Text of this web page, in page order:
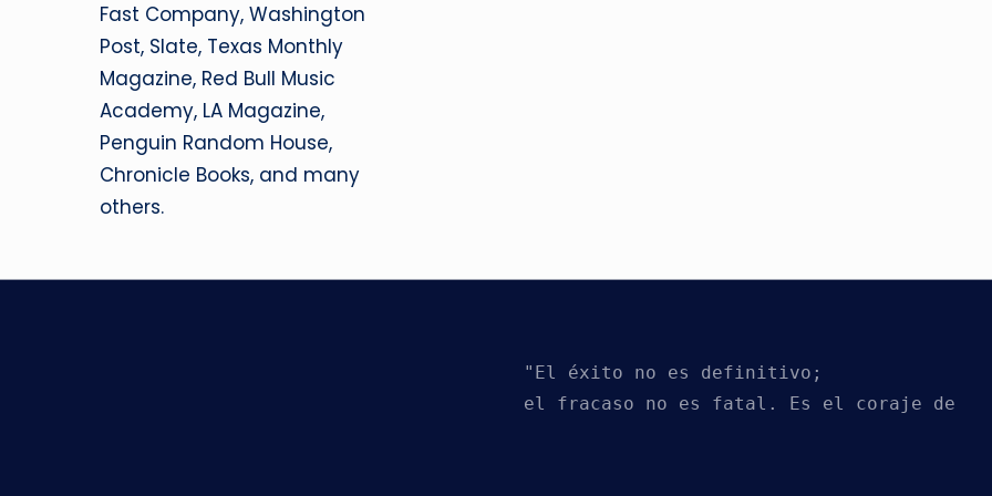
Fast Company, Washington
Post, Slate, Texas Monthly
Magazine, Red Bull Music
Academy, LA Magazine,
Penguin Random House,
Chronicle Books, and many
others.
"El éxito no es definitivo;
el fracaso no es fatal. Es el coraje de